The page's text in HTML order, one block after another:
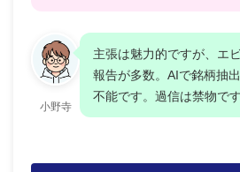
小野寺
主張は魅力的ですが、エ
報告が多数。AIで銘柄抽
不能です。過信は禁物です